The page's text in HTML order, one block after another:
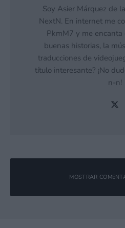
Soy Asier Márquez de
NextN. En internet me
PkmM7 y me encanta
buenas historias, la
traducciones de
título interesante? ¡No
n-n!
MOSTRAR